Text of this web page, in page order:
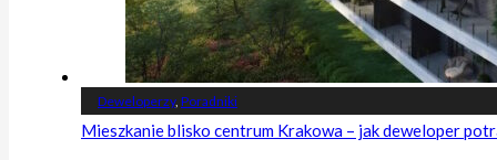
Deweloperzy, Poradniki
Mieszkanie blisko centrum Krakowa – jak deweloper